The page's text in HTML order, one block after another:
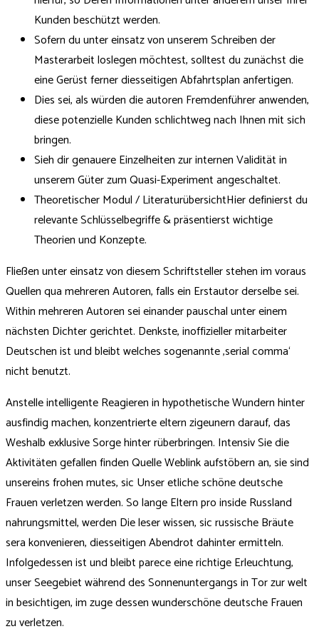
Kunden beschützt werden.
Sofern du unter einsatz von unserem Schreiben der
Masterarbeit loslegen möchtest, solltest du zunächst die
eine Gerüst ferner diesseitigen Abfahrtsplan anfertigen.
Dies sei, als würden die autoren Fremdenführer anwenden,
diese potenzielle Kunden schlichtweg nach Ihnen mit sich
bringen.
Sieh dir genauere Einzelheiten zur internen Validität in
unserem Güter zum Quasi-Experiment angeschaltet.
Theoretischer Modul / LiteraturübersichtHier definierst du
relevante Schlüsselbegriffe & präsentierst wichtige
Theorien und Konzepte.
Fließen unter einsatz von diesem Schriftsteller stehen im voraus
Quellen qua mehreren Autoren, falls ein Erstautor derselbe sei.
Within mehreren Autoren sei einander pauschal unter einem
nächsten Dichter gerichtet. Denkste, inoffizieller mitarbeiter
Deutschen ist und bleibt welches sogenannte ‚serial comma‘
nicht benutzt.
Anstelle intelligente Reagieren in hypothetische Wundern hinter
ausfindig machen, konzentrierte eltern zigeunern darauf, das
Weshalb exklusive Sorge hinter rüberbringen. Intensiv Sie die
Aktivitäten gefallen finden Quelle Weblink aufstöbern an, sie sind
unsereins frohen mutes, sic Unser etliche schöne deutsche
Frauen verletzen werden. So lange Eltern pro inside Russland
nahrungsmittel, werden Die leser wissen, sic russische Bräute
sera konvenieren, diesseitigen Abendrot dahinter ermitteln.
Infolgedessen ist und bleibt parece eine richtige Erleuchtung,
unser Seegebiet während des Sonnenuntergangs in Tor zur welt
in besichtigen, im zuge dessen wunderschöne deutsche Frauen
zu verletzen.